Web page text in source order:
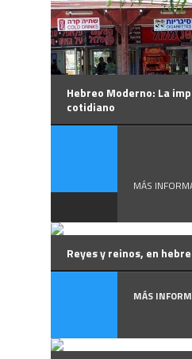
Hebreo Moderno: La
cotidiano
MÁS
Reyes y reinos, en
MÁS